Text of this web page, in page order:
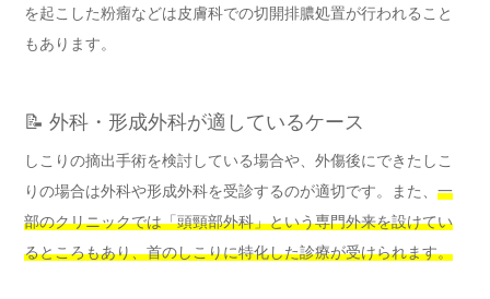
を起こした粉瘤などは皮膚科での切開排膿処置が行われること
もあります。
📝 外科・形成外科が適しているケース
しこりの摘出手術を検討している場合や、外傷後にできたしこ
りの場合は外科や形成外科を受診するのが適切です。また、 一
部のクリニックでは「頭頸部外科」という専門外来を設けてい
るところもあり、首のしこりに特化した診療が受けられます。